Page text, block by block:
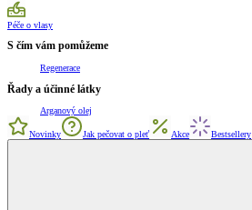
Péče o vlasy
S čím vám pomůžeme
Regenerace
Řady a účinné látky
Arganový olej
Novinky Jak pečovat o pleť Akce Bestsellery